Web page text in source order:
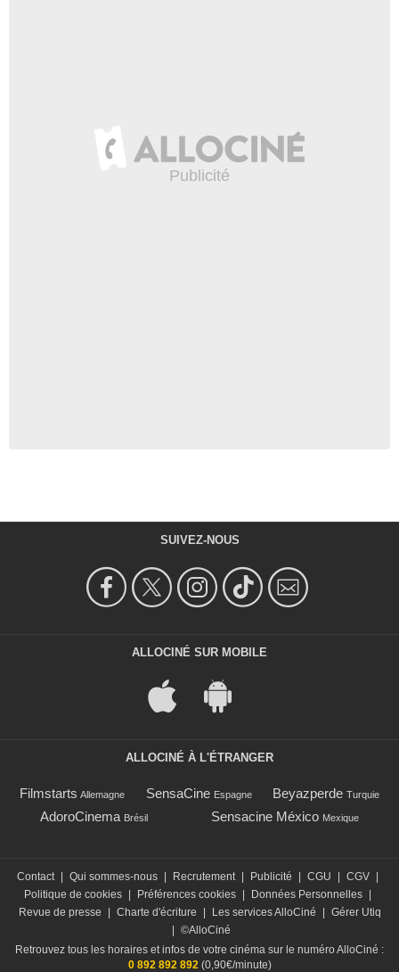
SUIVEZ-NOUS
ALLOCINÉ SUR MOBILE
ALLOCINÉ À L'ÉTRANGER
Filmstarts Allemagne SensaCine Espagne Beyazperde Turquie
AdoroCinema Brésil Sensacine México Mexique
Contact Qui sommes-nous Recrutement Publicité CGU CGV
Politique de cookies
Préférences cookies Données Personnelles
Revue de presse
Charte d'écriture Les services AlloCiné
Gérer Utiq
©AlloCiné
Retrouvez tous les horaires et infos de votre cinéma sur le numéro AlloCiné :
0 892 892 892(0,90€/minute)